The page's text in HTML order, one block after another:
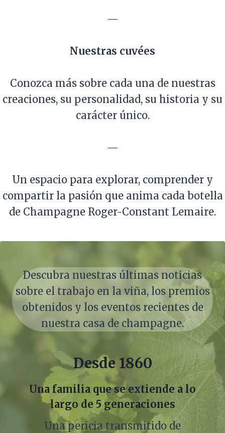
—
Nuestras cuvées
Conozca más sobre cada una de nuestras
creaciones, su personalidad, su historia y su
carácter único.
—
Un espacio para explorar, comprender y
compartir la pasión que anima cada botella
de Champagne Roger-Constant Lemaire.
Descubra nuestras últimas noticias
sobre el trabajo en la viña, los premios
obtenidos y los eventos recientes de
nuestra casa de champagne.
Desde 1860
Una familia que se extiende a lo
largo de 5 generaciones
Una pericia transmitido de